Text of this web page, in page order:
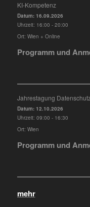
KI-Kompetenz
Datum: 16.09.2026
Uhrzeit: 16:00 - 20:00
Ort: Wien + Online
Programm und
Jahrestagung
Datum: 12.10.2026
Uhrzeit: 09:00 - 16:30
Ort: Wien
Programm und
mehr